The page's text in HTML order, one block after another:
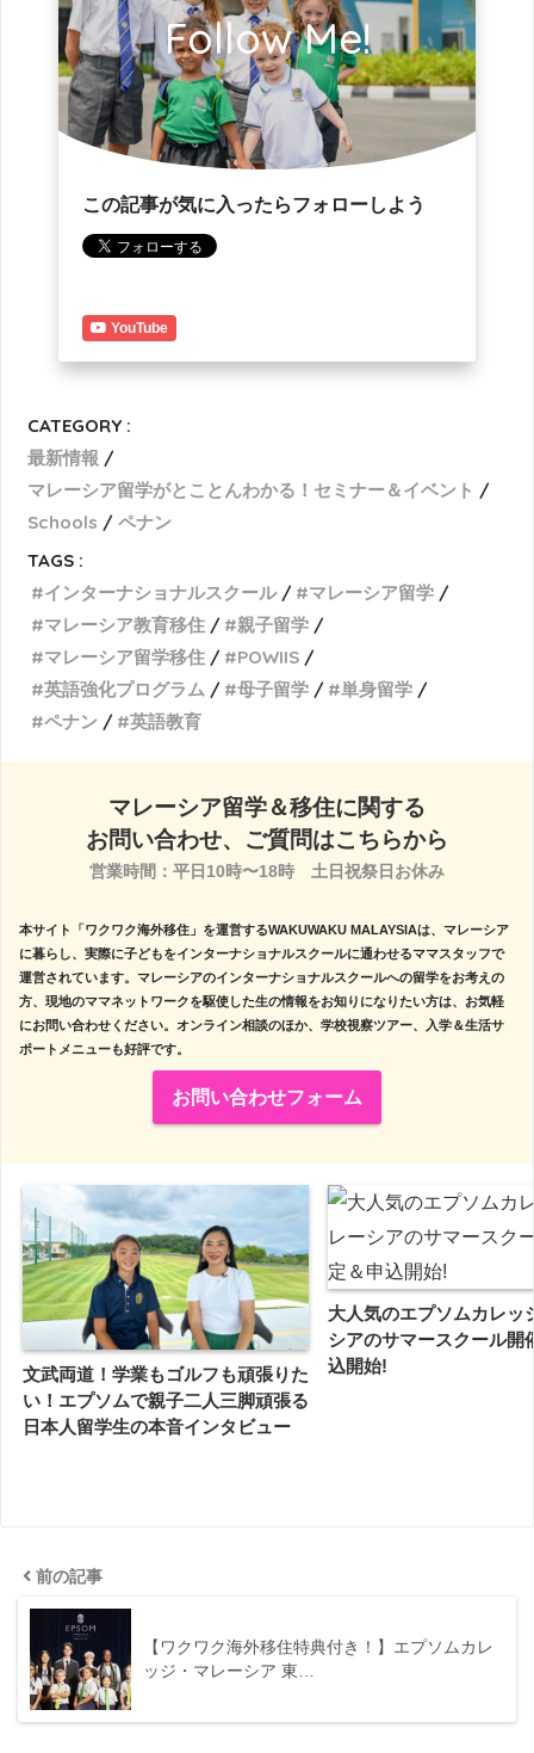
Follow Me!
この記事が気に入ったらフォローしよう
YouTube
CATEGORY :
最新情報
マレーシア留学がとことんわかる！セミナー＆イベント
Schools
ペナン
TAGS :
インターナショナルスクール
マレーシア留学
マレーシア教育移住
親子留学
マレーシア留学移住
POWIIS
英語強化プログラム
母子留学
単身留学
ペナン
英語教育
マレーシア留学＆移住に関する
お問い合わせ、ご質問はこちらから
営業時間：平日10時〜18時　土日祝祭日お休み
本サイト「ワクワク海外移住」を運営するWAKUWAKU MALAYSIAは、マレーシア
に暮らし、実際に子どもをインターナショナルスクールに通わせるママスタッフで
運営されています。マレーシアのインターナショナルスクールへの留学をお考えの
方、現地のママネットワークを駆使した生の情報をお知りになりたい方は、お気軽
にお問い合わせください。オンライン相談のほか、学校視察ツアー、入学＆生活サ
ポートメニューも好評です。
お問い合わせフォーム
文武両道！学業もゴルフも頑張りた
い！エプソムで親子二人三脚頑張る
日本人留学生の本音インタビュー
大人気のエプソムカレッ
シアのサマースクール開
込開始!
前の記事
【ワクワク海外移住特典付き！】エプソムカレ
ッジ・マレーシア 東…